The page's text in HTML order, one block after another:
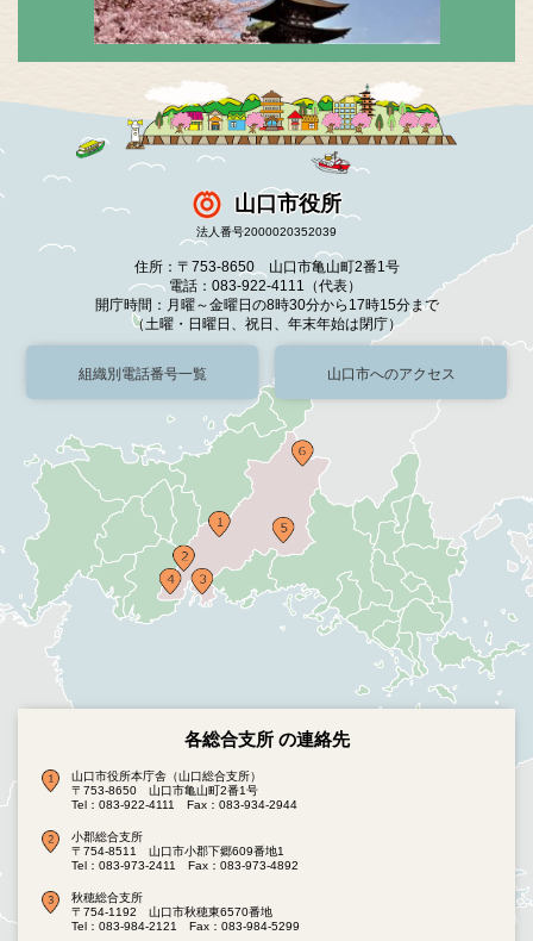
山口市役所
法人番号2000020352039
住所：〒753-8650 山口市亀山町2番1号
電話：083-922-4111（代表）
開庁時間：月曜～金曜日の8時30分から17時15分まで
（土曜・日曜日、祝日、年末年始は閉庁）
組織別電話番号一覧 山口市へのアクセス
各総合支所 の連絡先
山口市役所本庁舎（山口総合支所）
〒753-8650 山口市亀山町2番1号
Tel：083-922-4111
Fax：083-934-2944
小郡総合支所
〒754-8511 山口市小郡下郷609番地1
Tel：083-973-2411
Fax：083-973-4892
秋穂総合支所
〒754-1192 山口市秋穂東6570番地
Tel：083-984-2121
Fax：083-984-5299